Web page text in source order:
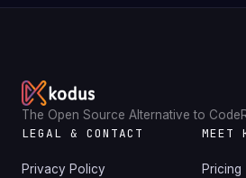
The Open Source Alternative to
LEGAL & CONTACT
Privacy Policy
MEET
Pricing